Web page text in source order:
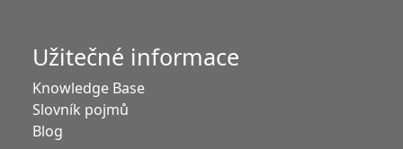
Užitečné informace
Knowledge Base
Slovník pojmů
Blog